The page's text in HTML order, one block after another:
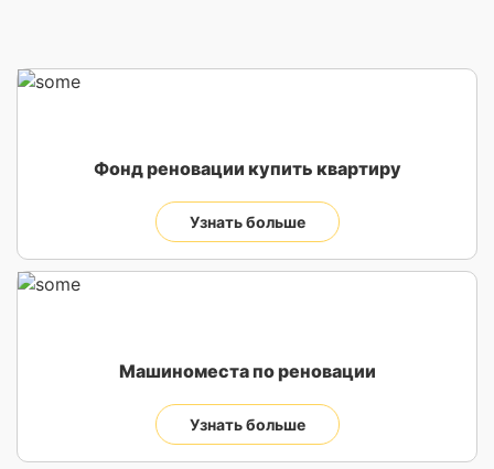
Фонд реновации купить квартиру
Узнать больше
Машиноместа по реновации
Узнать больше